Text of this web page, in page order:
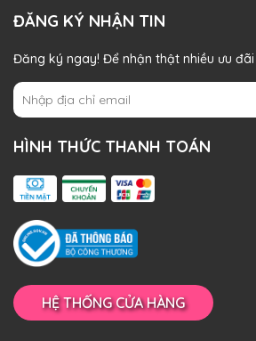
ĐĂNG KÝ NHẬN TIN
Đăng ký ngay! Để nhận thật nhiều ưu đãi
HÌNH THỨC THANH TOÁN
HỆ THỐNG CỬA HÀNG